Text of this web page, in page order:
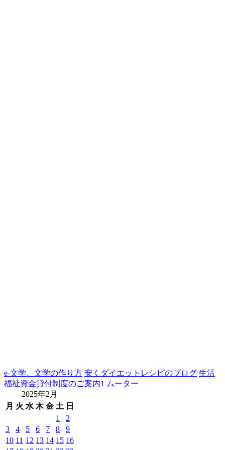
e-文学、文学の作り方 安くダイエットレシピのブログ 生活
福祉資金貸付制度のご案内1 ムーター
2025年2月
月 火 水 木 金 土 日
1
2
3
4 5 6 7 8
9
10 11 12 13 14 15 16